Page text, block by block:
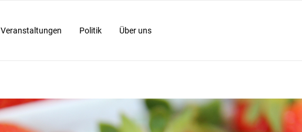
Veranstaltungen Politik Über uns